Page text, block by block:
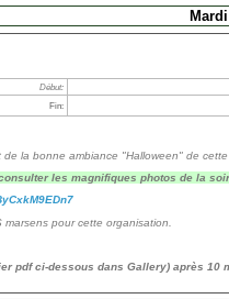
Début:
Fin:
la bonne ambiance "Halloween" de
les magnifiques photos de la
pour cette organisation.
pdf ci-dessous dans Gallery) après 10